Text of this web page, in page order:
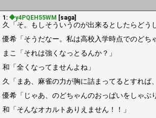
1: ◆y4PQEH55WM [saga]
久「そ。もしそういうのが出来るとしたらどう
優希「そうだなー。私は高校入学時点でのどち
まこ「それは強くなっとるんか？」
和「全くなってませんよね」
久「まあ、麻雀の力が胸に詰まってるとすれば
優希「じゃあ、のどちゃんのおっぱいをしゃぶ
和「そんなオカルトありえません！！」